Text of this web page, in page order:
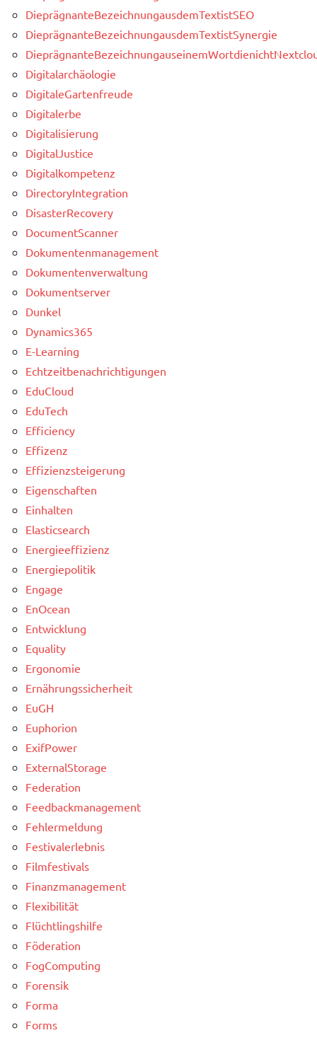
DieprägnanteBezeichnungausdemTextistSEO
DieprägnanteBezeichnungausdemTextistSynergie
Digitalarchäologie
DigitaleGartenfreude
Digitalerbe
Digitalisierung
DigitalJustice
Digitalkompetenz
DirectoryIntegration
DisasterRecovery
DocumentScanner
Dokumentenmanagement
Dokumentenverwaltung
Dokumentserver
Dunkel
Dynamics365
E-Learning
Echtzeitbenachrichtigungen
EduCloud
EduTech
Efficiency
Effizenz
Effizienzsteigerung
Eigenschaften
Einhalten
Elasticsearch
Energieeffizienz
Energiepolitik
Engage
EnOcean
Entwicklung
Equality
Ergonomie
Ernährungssicherheit
EuGH
Euphorion
ExifPower
ExternalStorage
Federation
Feedbackmanagement
Fehlermeldung
Festivalerlebnis
Filmfestivals
Finanzmanagement
Flexibilität
Flüchtlingshilfe
Föderation
FogComputing
Forensik
Forma
Forms